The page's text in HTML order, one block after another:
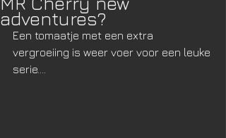
adventures?
Een tomaatje met een extra
vergroeiing is weer voer voor een leuke
serie....